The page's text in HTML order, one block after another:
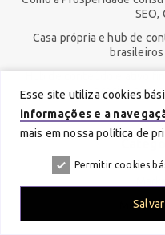
SEO,
Casa própria e hub de
brasileiros
precisa
Esse site utiliza cookies
informações e a
mais em nossa política de
Permitir cookies